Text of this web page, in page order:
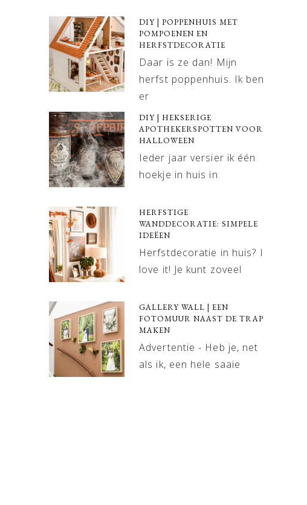
DIY | POPPENHUIS MET
POMPOENEN EN
HERFSTDECORATIE
Daar is ze dan! Mijn
herfst poppenhuis. Ik ben
er
DIY | HEKSERIGE
APOTHEKERSPOTTEN VOOR
HALLOWEEN
Ieder jaar versier ik één
hoekje in huis in
HERFSTIGE
WANDDECORATIE: SIMPELE
IDEËEN
Herfstdecoratie in huis? I
love it! Je kunt zoveel
GALLERY WALL | EEN
FOTOMUUR NAAST DE TRAP
MAKEN
Advertentie - Heb je, net
als ik, een hele saaie